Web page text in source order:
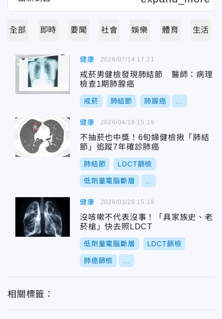
全部 即時 要聞 社會 娛樂 體育 生活
健康
戒菸男健檢發現肺結節 醫師：病理
檢查1期肺腺癌
戒菸 肺結節 肺腺癌
2026/07/14 17:21
健康
不抽菸也中獎！6旬婦健檢揪「肺結
節」追蹤7年確診肺癌
肺結節 LDCT篩檢
低劑量電腦斷層
2026/04/19 15:19
健康
沒咳嗽不代表沒事！「具家族史、老
菸槍」快去照LDCT
低劑量電腦斷層 LDCT篩檢
肺癌篩檢
2026/03/26 15:19
相關標籤：